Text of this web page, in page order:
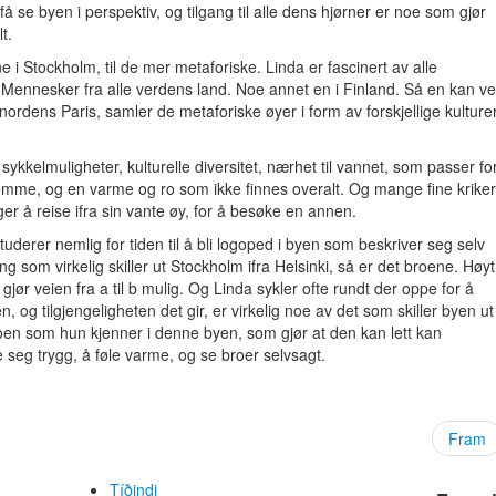
se byen i perspektiv, og tilgang til alle dens hjørner er noe som gjør
i Stockholm, til de mer metaforiske. Linda er fascinert av alle
fra alle verdens land. Noe annet en i Finland. Så en kan
Paris, samler de metaforiske øyer i form av forskjellige
kulturelle diversitet, nærhet til vannet, som passer
og en varme og ro som ikke finnes overalt. Og mange fine kriker
å reise ifra sin vante øy, for å besøke en annen.
nemlig for tiden til å bli logoped i byen som beskriver seg selv
som virkelig skiller ut Stockholm ifra Helsinki, så er det broene. Høyt
veien fra a til b mulig. Og Linda sykler ofte rundt der oppe for å
og tilgjengeligheten det gir, er virkelig noe av det som skiller byen ut
som hun kjenner i denne byen, som gjør at den kan lett kan
trygg, å føle varme, og se broer selvsagt.
Fram
Tíðindi